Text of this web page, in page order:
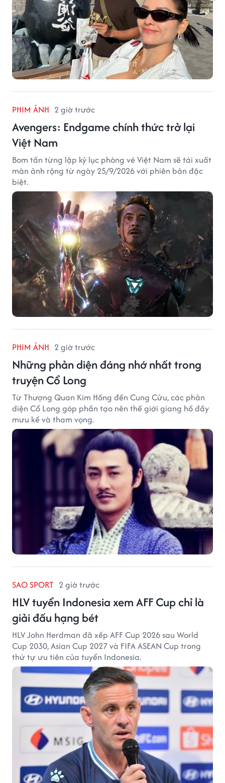
PHIM ẢNH 2 giờ trước
Avengers: Endgame chính thức trở lại
Việt Nam
Bom tấn từng lập kỷ lục phòng vé Việt Nam sẽ tái xuất
màn ảnh rộng từ ngày 25/9/2026 với phiên bản đặc
biệt.
PHIM ẢNH 2 giờ trước
Những phản diện đáng nhớ nhất trong
truyện Cổ Long
Từ Thượng Quan Kim Hồng đến Cung Cửu, các phản
diện Cổ Long góp phần tạo nên thế giới giang hồ đầy
mưu kế và tham vọng.
SAO SPORT 2 giờ trước
HLV tuyển Indonesia xem AFF Cup chỉ là
giải đấu hạng bét
HLV John Herdman đã xếp AFF Cup 2026 sau World
Cup 2030, Asian Cup 2027 và FIFA ASEAN Cup trong
thứ tự ưu tiên của tuyển Indonesia.